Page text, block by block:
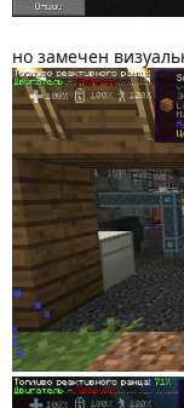
но замечен